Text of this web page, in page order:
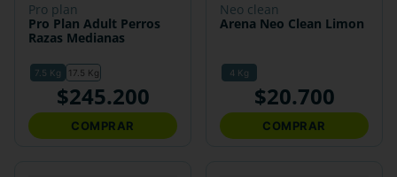
pro plan
Pro Plan Adult Perros
Razas Medianas
7.5 Kg 17.5 Kg
$245.200
COMPRAR
neo clean
Arena Neo Clean Limon
4 Kg
$20.700
COMPRAR